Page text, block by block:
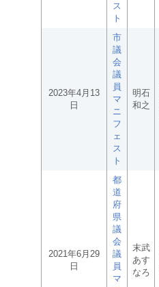
ス
ト
2023年4月13
日
市
議
会
議
員
マ
ニ
フ
ェ
ス
ト
明石
和之
2021年6月29
日
都
道
府
県
議
会
議
員
マ
末武
あす
なろ